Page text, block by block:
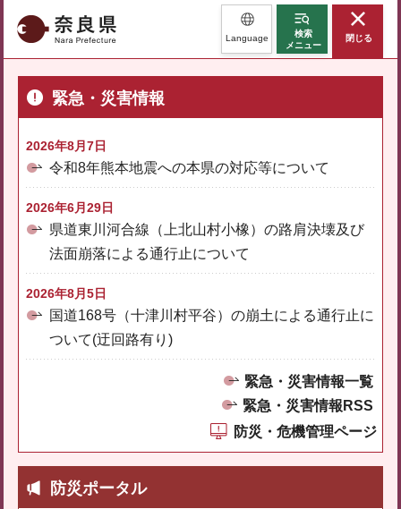
奈良県 Language
検索
メニュー
閉じる
緊急・災害情報
2026年8月7日
令和8年熊本地震への本県の対応等について
2026年6月29日
県道東川河合線（上北山村小橡）の路肩決壊及び
法面崩落による通行止について
2026年8月5日
国道168号（十津川村平谷）の崩土による通行止に
ついて(迂回路有り)
緊急・災害情報一覧
緊急・災害情報RSS
防災・危機管理ページ
防災ポータル